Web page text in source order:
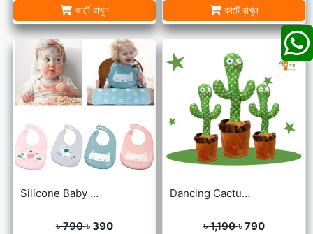
কার্টে রাখুন কার্টে রাখুন
Silicone Baby Bibs
৳ 790৳ 390
Dancing Cactus For Kids
৳ 1,190৳ 790